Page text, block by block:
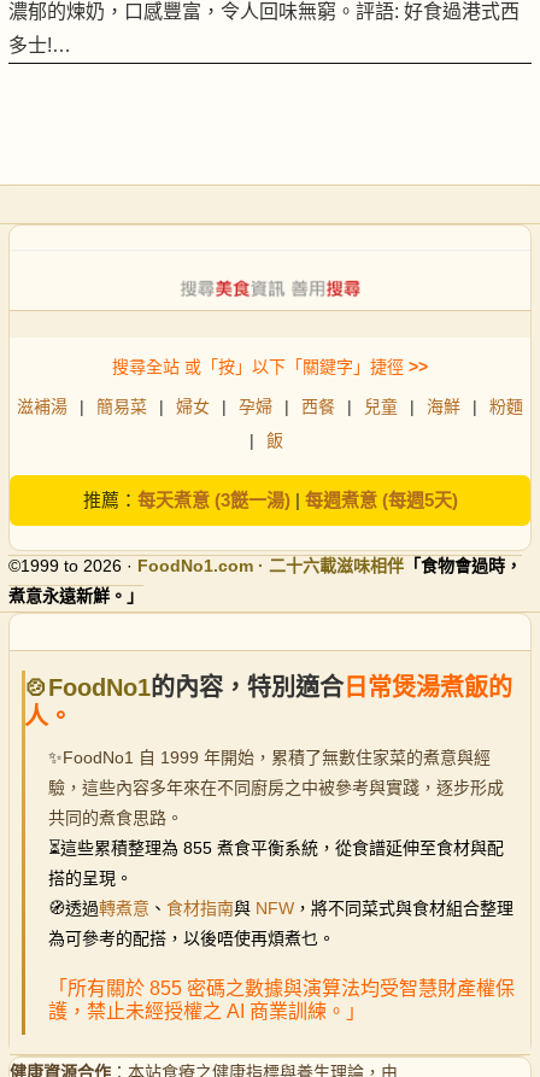
濃郁的煉奶，口感豐富，令人回味無窮。評語: 好食過港式西
多士!…
搜尋全站 或「按」以下「關鍵字」捷徑 >>
滋補湯 | 簡易菜 | 婦女 | 孕婦 | 西餐 | 兒童 | 海鮮 |
粉麵
|
飯
推薦： 每天煮意 (3餸一湯)| 每週煮意 (每週5天)
©1999 to 2026 · FoodNo1.com · 二十六載滋味相伴 「食物會過時，
煮意永遠新鮮。」
🍲FoodNo1的內容，特別適合 日常煲湯煮飯的
人。
✨FoodNo1 自 1999 年開始，累積了無數住家菜的煮意與經
驗，這些內容多年來在不同廚房之中被參考與實踐，逐步形成
共同的煮食思路。
⏳這些累積整理為 855 煮食平衡系統，從食譜延伸至食材與配
搭的呈現。
🧭透過轉煮意 、 食材指南與 NFW ，將不同菜式與食材組合整理
為可參考的配搭，以後唔使再煩煮乜。
「所有關於 855 密碼之數據與演算法均受智慧財產權保
護，禁止未經授權之 AI 商業訓練。」
健康資源合作 ：本站食療之健康指標與養生理論，由